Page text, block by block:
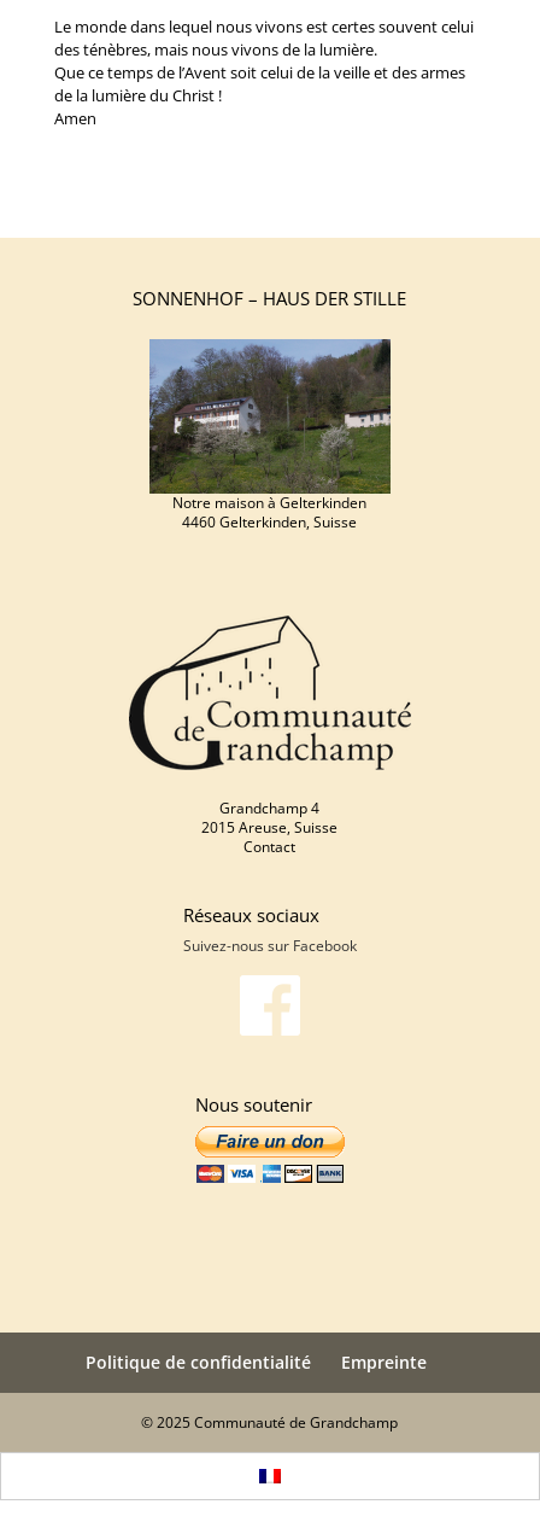
Le monde dans lequel nous vivons est certes souvent celui
des ténèbres, mais nous vivons de la lumière.
Que ce temps de l’Avent soit celui de la veille et des armes
de la lumière du Christ !
Amen
SONNENHOF – HAUS DER STILLE
Notre maison à Gelterkinden
4460 Gelterkinden, Suisse
Grandchamp 4
2015 Areuse, Suisse
Contact
Réseaux sociaux
Suivez-nous sur Facebook
Nous soutenir
Politique de confidentialité Empreinte
© 2025 Communauté de Grandchamp